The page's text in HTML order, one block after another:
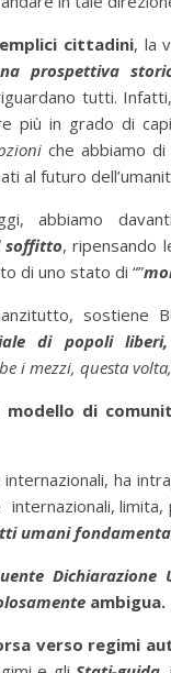
cittadini, la
prospettiva
tutti.
più in grado di
che abbiamo
al futuro
abbiamo
soffitto, ripensando
di uno stato di “”
sostiene
di popoli liberi,
i mezzi, questa
modello di
ha
umani
Dichiarazione
ambigua.
verso regimi